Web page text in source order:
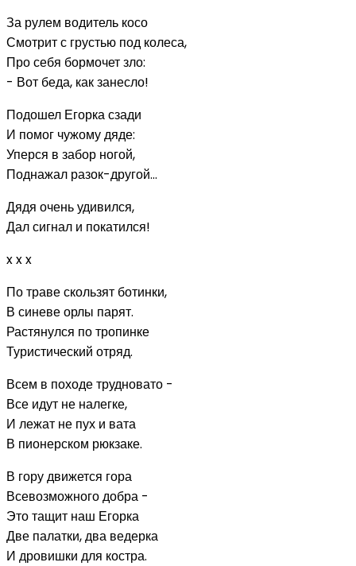
За рулем водитель косо
Смотрит с грустью под колеса,
Про себя бормочет зло:
- Вот беда, как занесло!
Подошел Егорка сзади
И помог чужому дяде:
Уперся в забор ногой,
Поднажал разок-другой...
Дядя очень удивился,
Дал сигнал и покатился!
x x x
По траве скользят ботинки,
В синеве орлы парят.
Растянулся по тропинке
Туристический отряд.
Всем в походе трудновато -
Все идут не налегке,
И лежат не пух и вата
В пионерском рюкзаке.
В гору движется гора
Всевозможного добра -
Это тащит наш Егорка
Две палатки, два ведерка
И дровишки для костра.